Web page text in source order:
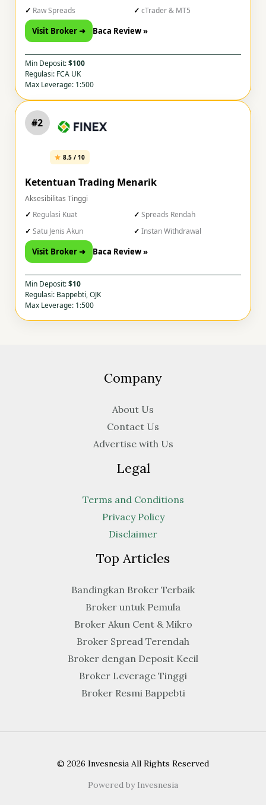
Raw Spreads
cTrader & MT5
Visit Broker ➜ Baca Review »
Min Deposit:$100
Regulasi: FCA UK
Max Leverage: 1:500
#2
8.5 / 10
Ketentuan Trading Menarik
Aksesibilitas Tinggi
Regulasi Kuat
Spreads Rendah
Satu Jenis Akun
Instan Withdrawal
Visit Broker ➜ Baca Review »
Min Deposit:$10
Regulasi: Bappebti, OJK
Max Leverage: 1:500
Company
About Us
Contact Us
Advertise with Us
Legal
Terms and Conditions
Privacy Policy
Disclaimer
Top Articles
Bandingkan Broker Terbaik
Broker untuk Pemula
Broker Akun Cent & Mikro
Broker Spread Terendah
Broker dengan Deposit Kecil
Broker Leverage Tinggi
Broker Resmi Bappebti
© 2026 Invesnesia All Rights Reserved
Powered by Invesnesia